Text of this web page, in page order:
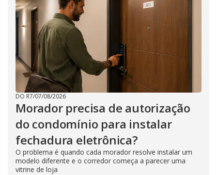
DO R7/07/08/2026
Morador precisa de autorização
do condomínio para instalar
fechadura eletrônica?
O problema é quando cada morador resolve instalar um
modelo diferente e o corredor começa a parecer uma
vitrine de loja